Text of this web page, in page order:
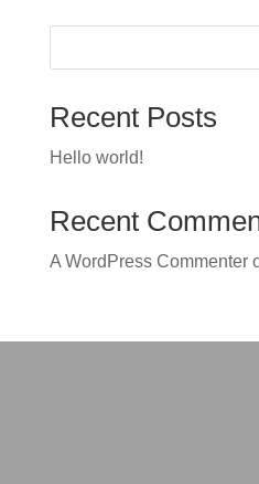
Recent Posts
Hello world!
Recent
A WordPress Commenter